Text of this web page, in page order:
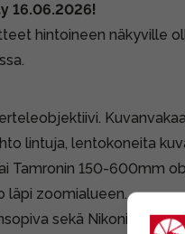
16.06.2026!
hintoineen näkyville
lintuja, lentokoneita
Tamronin 150-600mm
läpi zoomialueen.
sekä Nikonin